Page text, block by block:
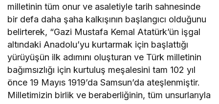
milletinin tüm onur ve asaletiyle tarih sahnesinde
bir defa daha şaha kalkışının başlangıcı olduğunu
belirterek, “Gazi Mustafa Kemal Atatürk’ün işgal
altındaki Anadolu’yu kurtarmak için başlattığı
yürüyüşün ilk adımını oluşturan ve Türk milletinin
bağımsızlığı için kurtuluş meşalesini tam 102 yıl
önce 19 Mayıs 1919’da Samsun’da ateşlenmiştir.
Milletimizin birlik ve beraberliğinin, tüm unsurlarıyla